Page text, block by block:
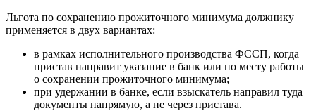
Льгота по сохранению прожиточного минимума должнику
применяется в двух вариантах:
в рамках исполнительного производства ФССП, когда
пристав направит указание в банк или по месту работы
о сохранении прожиточного минимума;
при удержании в банке, если взыскатель направил туда
документы напрямую, а не через пристава.